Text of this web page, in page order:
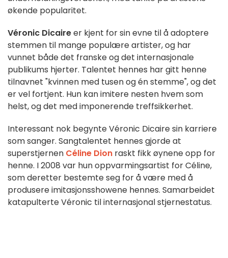
økende popularitet.
Véronic Dicaireer kjent for sin evne til å adoptere
stemmen til mange populære artister, og har
vunnet både det franske og det internasjonale
publikums hjerter. Talentet hennes har gitt henne
tilnavnet "kvinnen med tusen og én stemme", og det
er vel fortjent. Hun kan imitere nesten hvem som
helst, og det med imponerende treffsikkerhet.
Interessant nok begynte Véronic Dicaire sin karriere
som sanger. Sangtalentet hennes gjorde at
superstjernen Céline Dion raskt fikk øynene opp for
henne. I 2008 var hun oppvarmingsartist for Céline,
som deretter bestemte seg for å være med å
produsere imitasjonsshowene hennes. Samarbeidet
katapulterte Véronic til internasjonal stjernestatus.